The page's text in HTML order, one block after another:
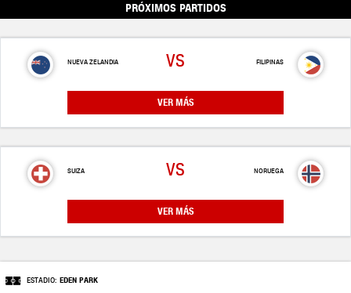
PRÓXIMOS PARTIDOS
NUEVA ZELANDIA VS FILIPINAS
VER MÁS
SUIZA VS NORUEGA
VER MÁS
ESTADIO: EDEN PARK